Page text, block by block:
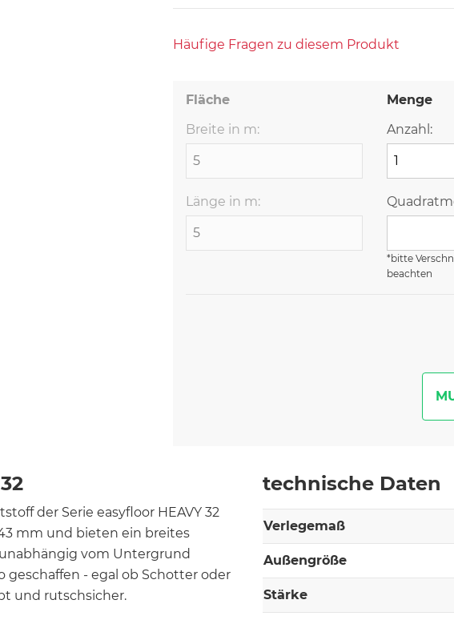
Häufige Fragen zu diesem Produkt
Fläche
Breite in m:
Länge in m:
Menge
Anzahl:
*bitte
beachten
der Serie easyfloor HEAVY 32
mm und bieten ein breites
vom Untergrund
- egal ob Schotter oder
und rutschsicher.
technische Daten
Verlegemaß
Außengröße
Stärke